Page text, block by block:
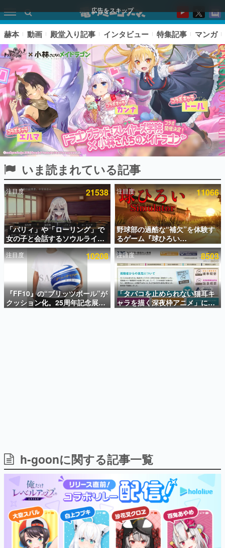
広告をスキップ
ピックアップ
電ファミのいま読まれている記事ランキング
アプリセール情報
インタビュー
連載・特集一覧
殿堂入り記事
SNS拡散数が数千以上！ ページビュー数万以上！ などな
ど。多くの人々に読まれた、電ファミ渾身の“殿堂入り”記
事をまとめました。
日本のコンテンツ産業やカルチャーに与えた影響を探る企
画です。
日本モバイルゲーム産業史
日本のモバイルゲーム史における主要なトピック・タイト
ルを網羅するほか、開発者へのインタビューや識者による
解説を掲載。約20年の歴史が一望できる決定版！
若ゲのいたり〜ゲームクリエイターの青春〜
『うつヌケ』『ペンと箸』等で知られるマンガ家・田中圭
一先生によるゲーム業界レポートマンガです。
赫本 動画 殿堂入り記事 インタビュー 特集記事 マンガ
いま読まれている記事
注目度 21538
「パリィ」や「ローリング」で
女の子と会話するソウルライク
恋愛ゲーム『小早川さんはソウ
ルライク』無料公開。返事に失
敗すると「YOU DIED」
注目度 11066
野球部の過酷な“補欠”を体験す
るゲーム『球ひろい
Simulator』が「1件」のウィッ
シュリストをもとにチェコ語に
対応しSNSで話題に。『キング
ダム・カム』開発元やチェコの
プロ野球選手から称賛の声
注目度 10208
『FF10』の“ブリッツボール”が
クッション化。25周年記念展
「FINAL FANTASY X
注目度 8503
「タバコを止められない猫耳キ
ャラを描く深夜枠アニメ」に視
聴者の一部から批判意見。違法
h-goonに関する記事一覧